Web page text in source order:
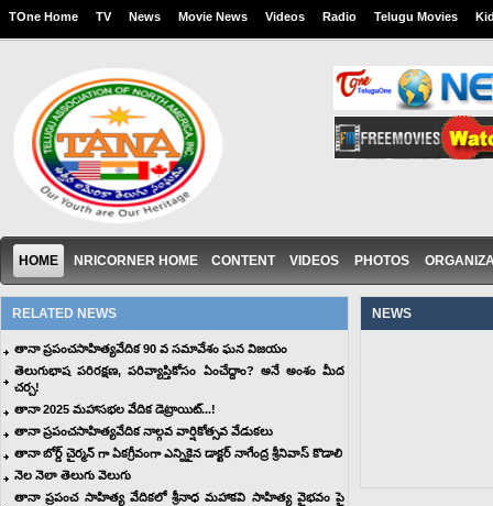
TOne Home TV News Movie News Videos Radio Telugu Movies
HOME NRICORNER HOME CONTENT VIDEOS PHOTOS
RELATED NEWS
తానా ప్రపంచసాహిత్యవేదిక 90 వ సమావేశం ఘన విజయం
తెలుగుభాష పరిరక్షణ, పరివ్యాప్తికోసం ఏంచేద్దాం? అనే అంశం మీద
చర్చ!
తానా 2025 మహాసభల వేదిక డెట్రాయిట్‌...!
తానా ప్రపంచసాహిత్యవేదిక నాల్గవ వార్షికోత్సవ వేడుకలు
తానా బోర్డ్ చైర్మన్ గా ఏకగ్రీవంగా ఎన్నికైన డాక్టర్ నాగేంద్ర శ్రీనివాస్ కొడాలి
నెల నెలా తెలుగు వెలుగు
తానా ప్రపంచ సాహిత్య వేదికలో శ్రీనాధ మహాకవి సాహిత్య వైభవం పై
NEWS